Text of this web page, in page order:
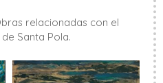
relacionadas con el
Santa Pola.